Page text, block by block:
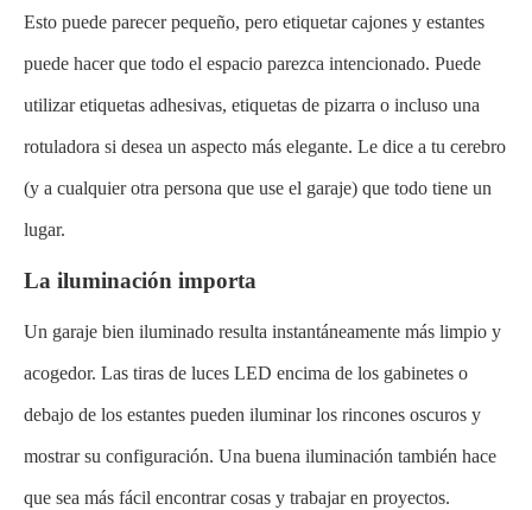
Esto puede parecer pequeño, pero etiquetar cajones y estantes
puede hacer que todo el espacio parezca intencionado. Puede
utilizar etiquetas adhesivas, etiquetas de pizarra o incluso una
rotuladora si desea un aspecto más elegante. Le dice a tu cerebro
(y a cualquier otra persona que use el garaje) que todo tiene un
lugar.
La iluminación importa
Un garaje bien iluminado resulta instantáneamente más limpio y
acogedor. Las tiras de luces LED encima de los gabinetes o
debajo de los estantes pueden iluminar los rincones oscuros y
mostrar su configuración. Una buena iluminación también hace
que sea más fácil encontrar cosas y trabajar en proyectos.